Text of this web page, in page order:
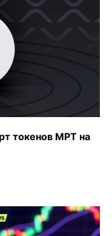
токенов MPT на